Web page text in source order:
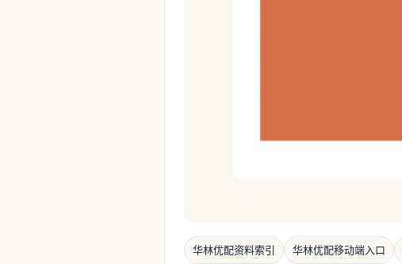
华林优配资料索引 华林优配移动端入口